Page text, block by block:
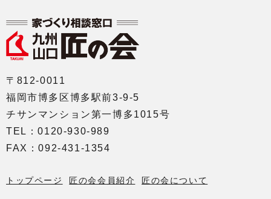
〒812-0011
福岡市博多区博多駅前3-9-5
チサンマンション第一博多1015号
TEL：0120-930-989
FAX：092-431-1354
トップページ 匠の会会員紹介 匠の会について